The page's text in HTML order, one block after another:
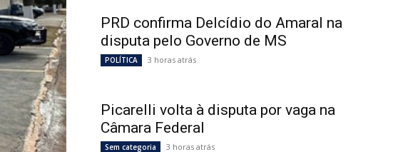
PRD confirma Delcídio do Amaral na
disputa pelo Governo de MS
POLÍTICA 3 horas atrás
Picarelli volta à disputa por vaga na
Câmara Federal
Sem categoria 3 horas atrás